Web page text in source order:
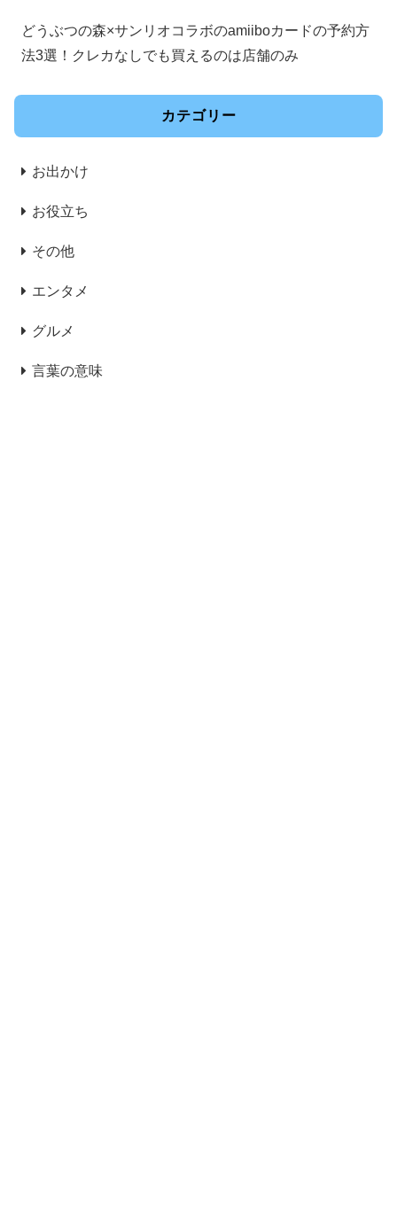
どうぶつの森×サンリオコラボのamiiboカードの予約方
法3選！クレカなしでも買えるのは店舗のみ
カテゴリー
お出かけ
お役立ち
その他
エンタメ
グルメ
言葉の意味